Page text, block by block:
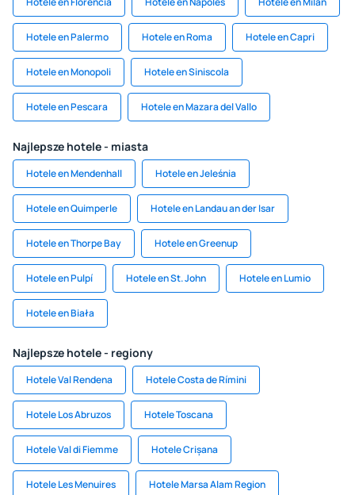
Hotele en Palermo Hotele en Roma Hotele en Capri
Hotele en Monopoli Hotele en Siniscola
Hotele en Pescara Hotele en Mazara del Vallo
Najlepsze hotele - miasta
Hotele en Mendenhall Hotele en Jeleśnia
Hotele en Quimperle Hotele en Landau an der Isar
Hotele en Thorpe Bay Hotele en Greenup
Hotele en Pulpí Hotele en St. John Hotele en Lumio
Hotele en Biała
Najlepsze hotele - regiony
Hotele Val Rendena Hotele Costa de Rímini
Hotele Los Abruzos Hotele Toscana
Hotele Val di Fiemme Hotele Crișana
Hotele Les Menuires Hotele Marsa Alam Region